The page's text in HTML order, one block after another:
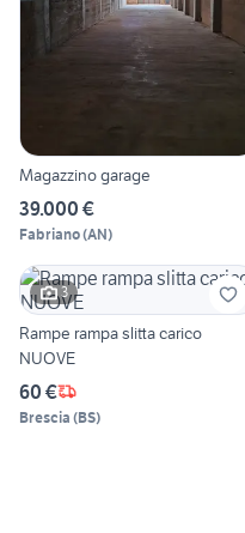
Magazzino garage
39.000 €
Fabriano(AN)
3
Rampe rampa slitta carico
NUOVE
60 €
Brescia (BS)